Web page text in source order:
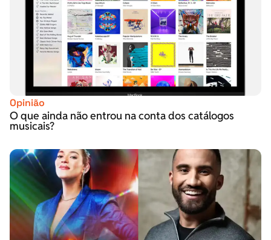
Opinião
O que ainda não entrou na conta dos catálogos
musicais?